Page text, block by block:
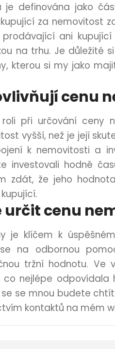
je definována jako
za nemovitost
ani
na trhu. Je důležité
kterou si my jako
cenu
při určování ceny
vyšší, než je její
k nemovitosti a
investovali hodně
zdát, že jeho
určit cenu
je klíčem k
na odbornou
tržní hodnotu.
nejlépe odpovídala
se se mnou budete
kontaktů na mém